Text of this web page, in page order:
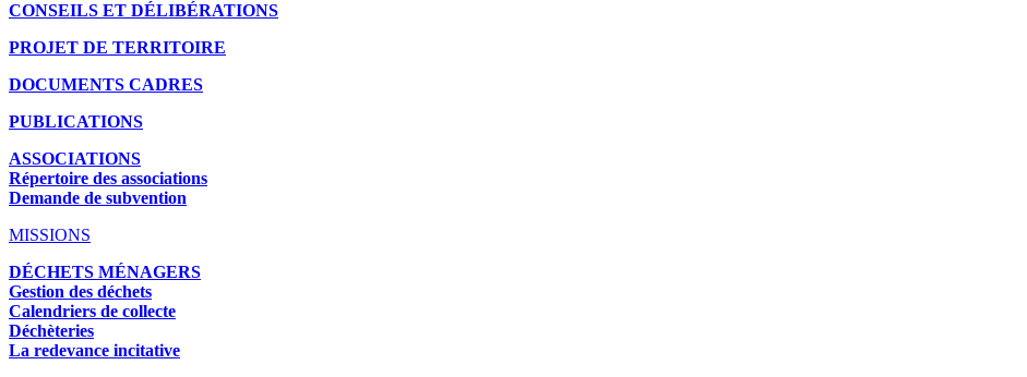
CONSEILS ET DÉLIBÉRATIONS
PROJET DE TERRITOIRE
DOCUMENTS CADRES
PUBLICATIONS
ASSOCIATIONS
Répertoire des associations
Demande de subvention
MISSIONS
DÉCHETS MÉNAGERS
Gestion des déchets
Calendriers de collecte
Déchèteries
La redevance incitative